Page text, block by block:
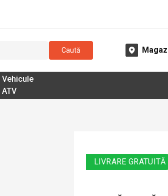
Caută
Vehicule
ATV
LIVRARE GRATUITĂ